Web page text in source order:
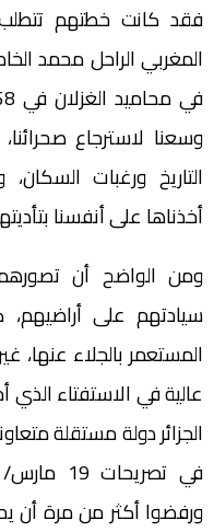
فقد كانت خطتهم
المغربي الراحل محمد
وسعنا لاسترجاع
التاريخ ورغبات
أخذناها على أنفسنا
ومن الواضح أن
سيادتهم على أراضيهم،
المستعمر بالجلاء عنها،
عالية في الاستفتاء
الجزائر دولة مستقلة
ورفضوا أكثر من مرة أن